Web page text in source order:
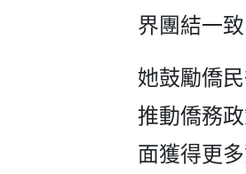
界團結一
她鼓勵僑
推動僑務
面獲得更